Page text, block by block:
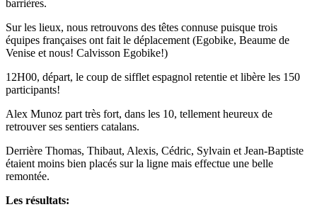
barrières.
Sur les lieux, nous retrouvons des têtes connuse puisque trois
équipes françaises ont fait le déplacement (Egobike, Beaume de
Venise et nous! Calvisson Egobike!)
12H00, départ, le coup de sifflet espagnol retentie et libère les 150
participants!
Alex Munoz part très fort, dans les 10, tellement heureux de
retrouver ses sentiers catalans.
Derrière Thomas, Thibaut, Alexis, Cédric, Sylvain et Jean-Baptiste
étaient moins bien placés sur la ligne mais effectue une belle
remontée.
Les résultats: